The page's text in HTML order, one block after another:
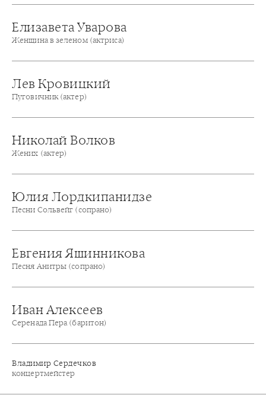
Елизавета Уварова
Женщина в зеленом (актриса)
Лев Кровицкий
Пуговичник (актер)
Николай Волков
Жених (актер)
Юлия Лордкипанидзе
Песни Сольвейг (сопрано)
Евгения Яшинникова
Песня Анитры (сопрано)
Иван Алексеев
Серенада Пера (баритон)
Владимир Сердечков
концертмейстер